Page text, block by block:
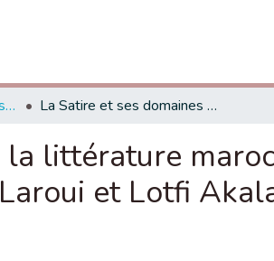
Faculté des Lettres et des Sciences Humaines - Tétouan La Satire et ses domaines dans la littérature marocaine contemporaine : Le cas de Driss Chraïbi, Fouad Laroui et Lotfi Akalay
littérature
et Lotfi